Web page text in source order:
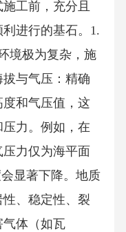
工前，充分且
进行的基石。1.
境极为复杂，施
与气压：精确
和气压值，这
力。例如，在
力仅为海平面
显著下降。地质
、稳定性、裂
气体（如瓦